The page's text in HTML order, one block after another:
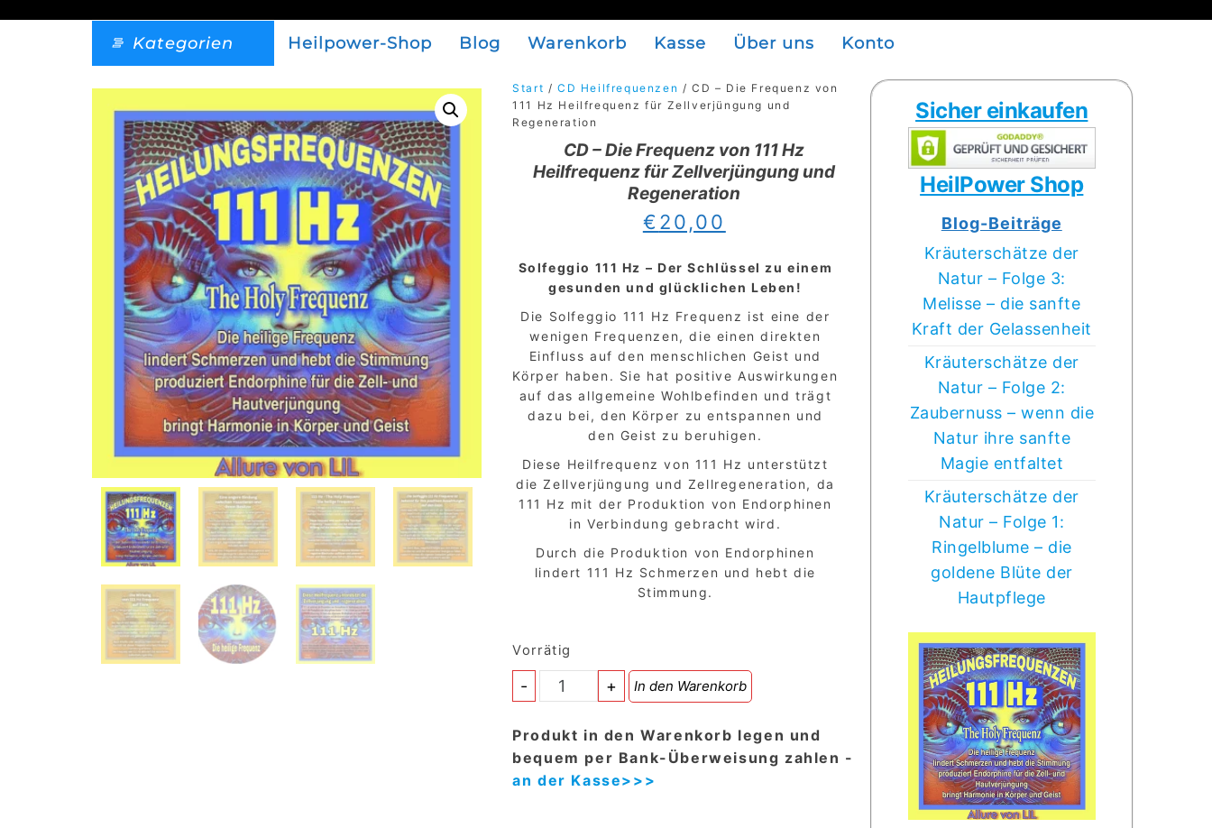
Kategorien Heilpower-Shop Blog Warenkorb Kasse Über uns Konto
Start / CD Heilfrequenzen / CD – Die Frequenz von
111 Hz Heilfrequenz für Zellverjüngung und
Regeneration
CD – Die Frequenz von 111 Hz
Heilfrequenz für Zellverjüngung und
Regeneration
€20,00
Solfeggio 111 Hz – Der Schlüssel zu einem
gesunden und glücklichen Leben!
Die Solfeggio 111 Hz Frequenz ist eine der
wenigen Frequenzen, die einen direkten
Einfluss auf den menschlichen Geist und
Körper haben. Sie hat positive Auswirkungen
auf das allgemeine Wohlbefinden und trägt
dazu bei, den Körper zu entspannen und
den Geist zu beruhigen.
Diese Heilfrequenz von 111 Hz unterstützt
die Zellverjüngung und Zellregeneration, da
111 Hz mit der Produktion von Endorphinen
in Verbindung gebracht wird.
Durch die Produktion von Endorphinen
lindert 111 Hz Schmerzen und hebt die
Stimmung.
Vorrätig
-
CD
-
Die
von
+ In den Warenkorb
Produkt in den Warenkorb legen und
bequem per Bank-Überweisung zahlen -
an der Kasse>>>
Sicher einkaufen
HeilPower Shop
Blog-Beiträge
Kräuterschätze der
Natur – Folge 3:
Melisse – die sanfte
Kraft der Gelassenheit
Kräuterschätze der
Natur – Folge 2:
Zaubernuss – wenn die
Natur ihre sanfte
Magie entfaltet
Kräuterschätze der
Natur – Folge 1:
Ringelblume – die
goldene Blüte der
Hautpflege